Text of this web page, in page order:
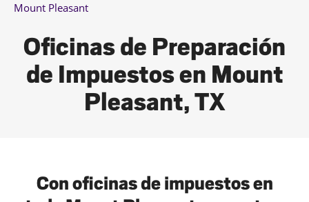
Mount Pleasant
Oficinas de Preparación
de Impuestos en Mount
Pleasant, TX
Con oficinas de impuestos en